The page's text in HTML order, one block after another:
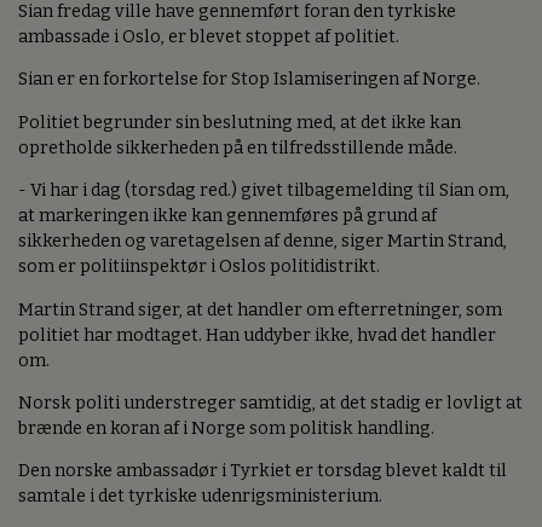
Sian fredag ville have gennemført foran den tyrkiske
ambassade i Oslo, er blevet stoppet af politiet.
Sian er en forkortelse for Stop Islamiseringen af Norge.
Politiet begrunder sin beslutning med, at det ikke kan
opretholde sikkerheden på en tilfredsstillende måde.
- Vi har i dag (torsdag red.) givet tilbagemelding til Sian om,
at markeringen ikke kan gennemføres på grund af
sikkerheden og varetagelsen af denne, siger Martin Strand,
som er politiinspektør i Oslos politidistrikt.
Martin Strand siger, at det handler om efterretninger, som
politiet har modtaget. Han uddyber ikke, hvad det handler
om.
Norsk politi understreger samtidig, at det stadig er lovligt at
brænde en koran af i Norge som politisk handling.
Den norske ambassadør i Tyrkiet er torsdag blevet kaldt til
samtale i det tyrkiske udenrigsministerium.